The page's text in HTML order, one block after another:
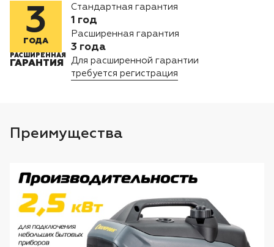
Высоторезы
Моющие аппараты
3
ГОДА
РАСШИРЕННАЯ
ГАРАНТИЯ
Стандартная гарантия
1 год
Расширенная гарантия
3 года
Для расширенной гарантии
требуется регистрация
Преимущества